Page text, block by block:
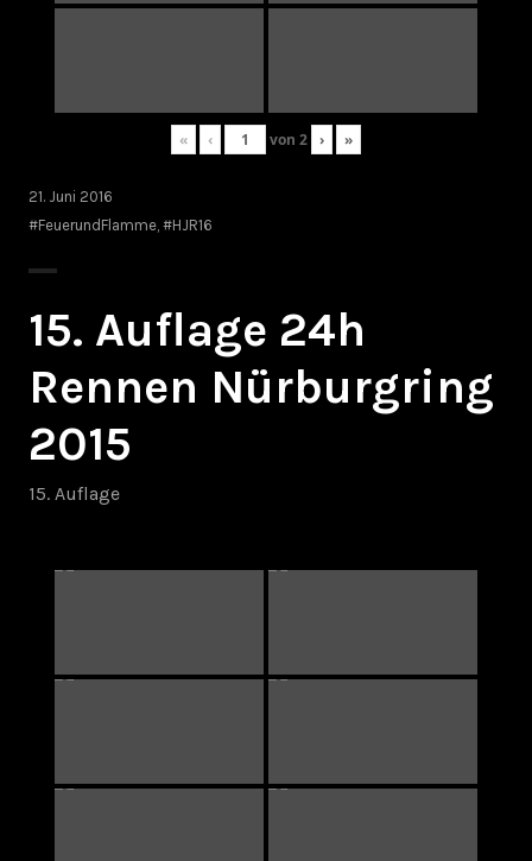
« ‹ von 2 › »
21. Juni 2016
#FeuerundFlamme #HJR16
15. Auflage 24h
Rennen Nürburgring
2015
15. Auflage